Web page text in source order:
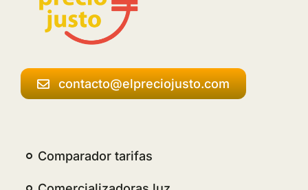
contacto@elpreciojusto.com
Comparador tarifas